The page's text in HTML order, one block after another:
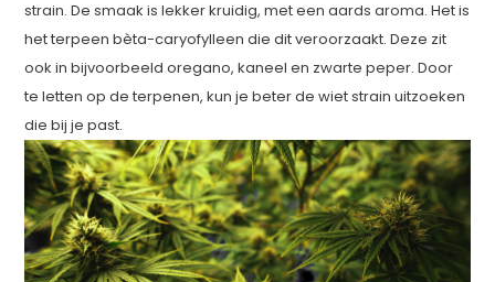
strain. De smaak is lekker kruidig, met een aards aroma. Het is
het terpeen bèta-caryofylleen die dit veroorzaakt. Deze zit
ook in bijvoorbeeld oregano, kaneel en zwarte peper. Door
te letten op de terpenen, kun je beter de wiet strain uitzoeken
die bij je past.